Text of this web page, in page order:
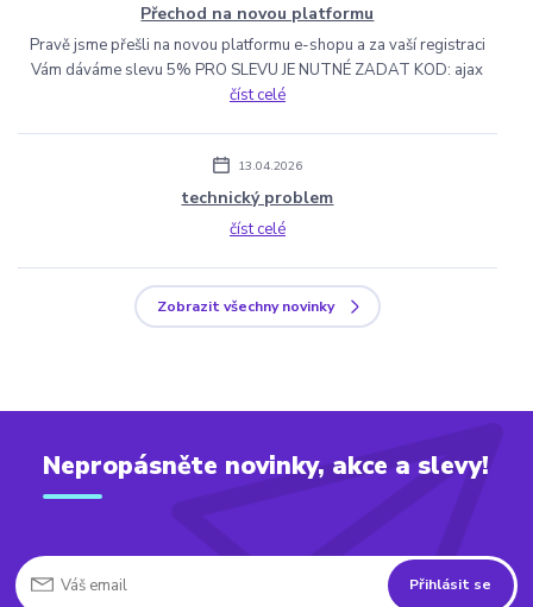
Přechod na novou platformu
Pravě jsme přešli na novou platformu e-shopu a za vaší registraci
Vám dáváme slevu 5% PRO SLEVU JE NUTNÉ ZADAT KOD: ajax
číst celé
13.04.2026
technický problem
číst celé
Zobrazit všechny novinky
Nepropásněte novinky, akce a slevy!
Přihlásit se